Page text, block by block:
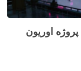
پروژه اوریون